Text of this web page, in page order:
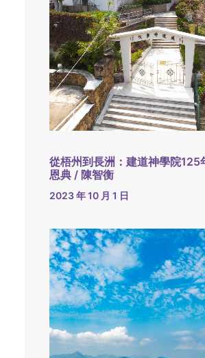
從梧州到長洲：建道神學院125
恩典 / 陳智衡
2023 年 10 月 1 日